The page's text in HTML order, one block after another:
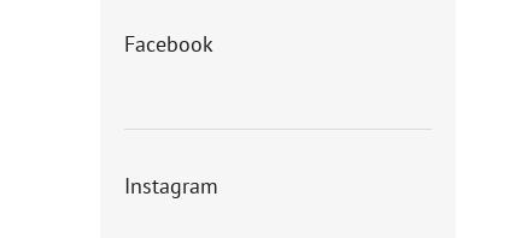
Facebook
Instagram